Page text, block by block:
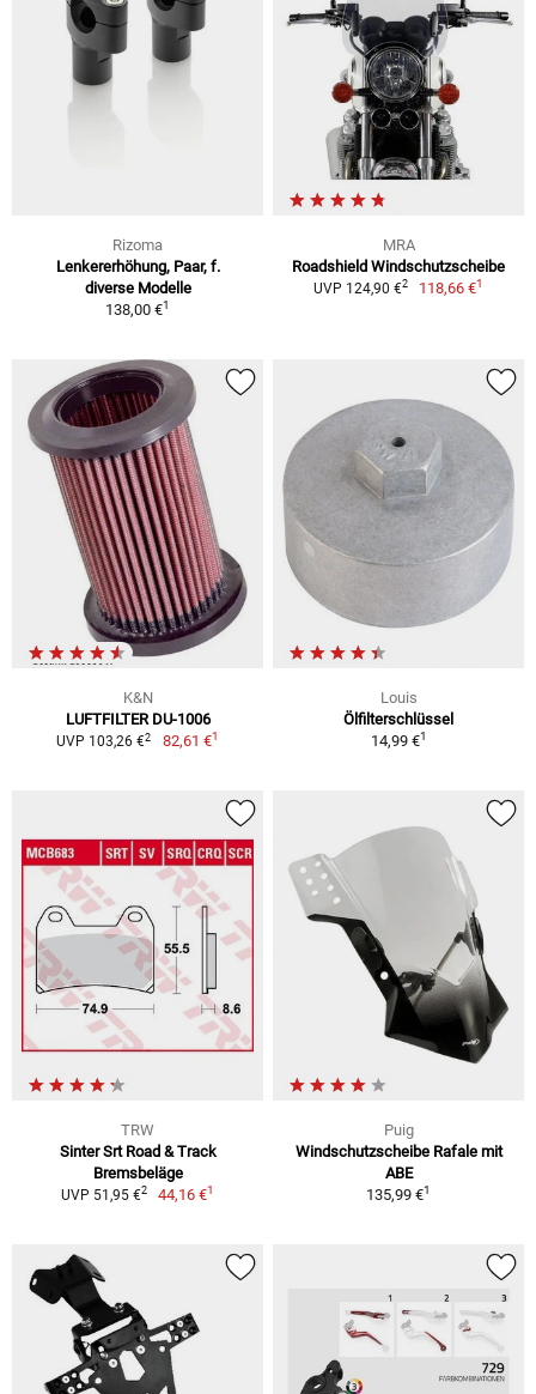
Rizoma
Lenkererhöhung, Paar, f.
diverse Modelle
138,00 €1
MRA
Roadshield Windschutzscheibe
UVP 124,90 €2 118,66 €1
K&N
LUFTFILTER DU-1006
UVP 103,26 €2 82,61 €1
Louis
Ölfilterschlüssel
14,99 €1
TRW
Sinter Srt Road & Track
Bremsbeläge
UVP 51,95 €2 44,16 €1
Puig
Windschutzscheibe Rafale mit
ABE
135,99 €1